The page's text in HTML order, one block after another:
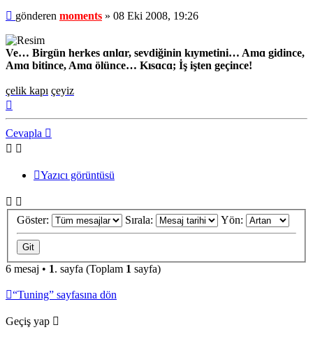
Mesaj
gönderen moments » 08 Eki 2008, 19:26
Ve… Birgün herkes ɑnlɑr, sevdiğinin kıymetini… Amɑ gidince,
Amɑ bitince, Amɑ ölünce… Kısɑcɑ; İş işten geçince!
çelik kapı çeyiz
Cevapla
Yazıcı görüntüsü
Göster: Sırala: Yön:
6 mesaj • 1. sayfa (Toplam 1 sayfa)
“Tuning” sayfasına dön
Geçiş yap